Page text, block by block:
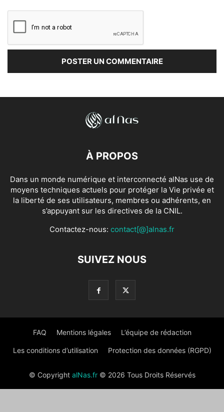
À PROPOS
Dans un monde numérique et interconnecté alNas use de
moyens techniques actuels pour protéger la Vie privée et
la liberté de ses utilisateurs, membres ou adhérents, en
s’appuyant sur les directives de la CNIL.
Contactez-nous: contact[@]alnas.fr
SUIVEZ NOUS
FAQ Mentions légales L’équipe de rédaction
Les conditions d’utilisation Protection des données (RGPD)
© Copyright alNas.fr© 2026 Tous Droits Réservés